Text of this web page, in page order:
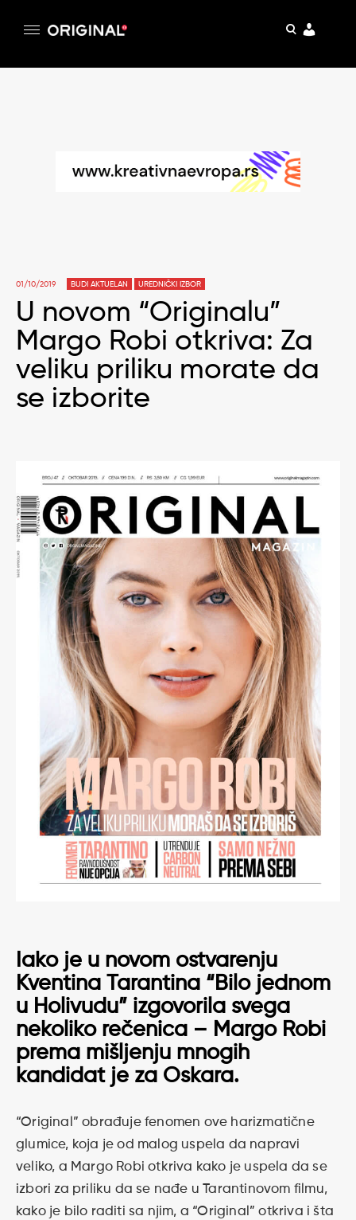
pretraga
01/10/2019 BUDI AKTUELAN UREDNIČKI IZBOR
U novom “Originalu”
Margo Robi otkriva: Za
veliku priliku morate da
se izborite
Iako je u novom ostvarenju
Kventina Tarantina “Bilo jednom
u Holivudu” izgovorila svega
nekoliko rečenica – Margo Robi
prema mišljenju mnogih
kandidat je za Oskara.
“Original” obrađuje fenomen ove harizmatične
glumice, koja je od malog uspela da napravi
veliko, a Margo Robi otkriva kako je uspela da se
izbori za priliku da se nađe u Tarantinovom filmu,
kako je bilo raditi sa njim, a “Original” otkriva i šta